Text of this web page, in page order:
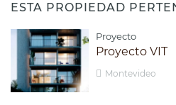
ESTA PROPIEDAD
Proyecto
Proyecto VIT
Montevideo